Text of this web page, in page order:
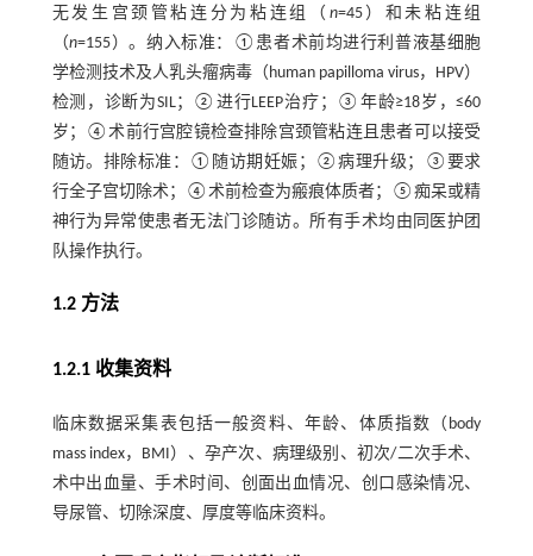
无发生宫颈管粘连分为粘连组（ n=45）和未粘连组
（n=155）。纳入标准：①患者术前均进行利普液基细胞
学检测技术及人乳头瘤病毒（human papilloma virus，HPV）
检测，诊断为SIL；②进行LEEP治疗；③年龄≥18岁，≤60
岁；④术前行宫腔镜检查排除宫颈管粘连且患者可以接受
随访。排除标准：①随访期妊娠；②病理升级；③要求
行全子宫切除术；④术前检查为瘢痕体质者；⑤痴呆或精
神行为异常使患者无法门诊随访。所有手术均由同医护团
队操作执行。
1.2 方法
1.2.1 收集资料
临床数据采集表包括一般资料、年龄、体质指数（body
mass index，BMI）、孕产次、病理级别、初次/二次手术、
术中出血量、手术时间、创面出血情况、创口感染情况、
导尿管、切除深度、厚度等临床资料。